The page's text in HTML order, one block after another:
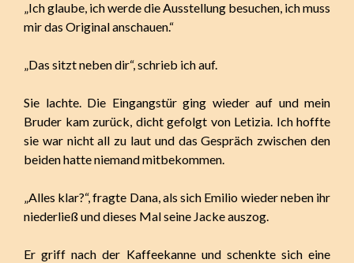
„Ich glaube, ich werde die Ausstellung besuchen, ich muss
mir das Original anschauen.“
„Das sitzt neben dir“, schrieb ich auf.
Sie lachte. Die Eingangstür ging wieder auf und mein
Bruder kam zurück, dicht gefolgt von Letizia. Ich hoffte
sie war nicht all zu laut und das Gespräch zwischen den
beiden hatte niemand mitbekommen.
„Alles klar?“, fragte Dana, als sich Emilio wieder neben ihr
niederließ und dieses Mal seine Jacke auszog.
Er griff nach der Kaffeekanne und schenkte sich eine